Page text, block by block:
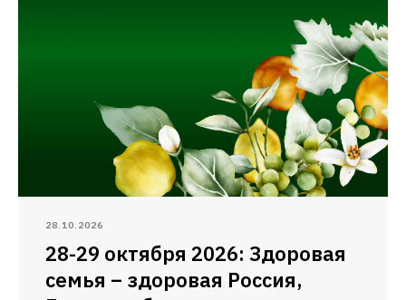
28.10.2026
28-29 октября 2026: Здоровая
семья – здоровая Россия,